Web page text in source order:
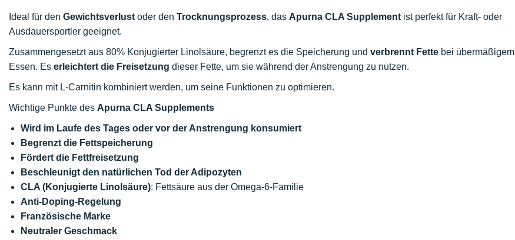
Ideal für den Gewichtsverlust oder den Trocknungsprozess, das Apurna CLA Supplement ist perfekt für Kraft- oder
Ausdauersportler geeignet.
Zusammengesetzt aus 80% Konjugierter Linolsäure, begrenzt es die Speicherung und verbrennt Fette bei übermäßigem
Essen. Es erleichtert die Freisetzung dieser Fette, um sie während der Anstrengung zu nutzen.
Es kann mit L-Carnitin kombiniert werden, um seine Funktionen zu optimieren.
Wichtige Punkte des Apurna CLA Supplements
Wird im Laufe des Tages oder vor der Anstrengung konsumiert
Begrenzt die Fettspeicherung
Fördert die Fettfreisetzung
Beschleunigt den natürlichen Tod der Adipozyten
CLA (Konjugierte Linolsäure): Fettsäure aus der Omega-6-Familie
Anti-Doping-Regelung
Französische Marke
Neutraler Geschmack